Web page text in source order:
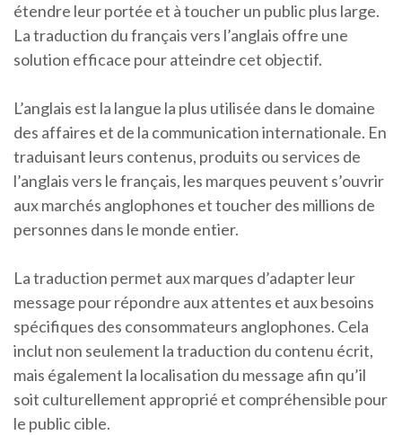
étendre leur portée et à toucher un public plus large.
La traduction du français vers l’anglais offre une
solution efficace pour atteindre cet objectif.
L’anglais est la langue la plus utilisée dans le domaine
des affaires et de la communication internationale. En
traduisant leurs contenus, produits ou services de
l’anglais vers le français, les marques peuvent s’ouvrir
aux marchés anglophones et toucher des millions de
personnes dans le monde entier.
La traduction permet aux marques d’adapter leur
message pour répondre aux attentes et aux besoins
spécifiques des consommateurs anglophones. Cela
inclut non seulement la traduction du contenu écrit,
mais également la localisation du message afin qu’il
soit culturellement approprié et compréhensible pour
le public cible.